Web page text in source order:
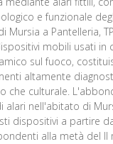
e funzionale
Mursia a Pantelleria,
mobili usati in
sul fuoco,
altamente
che culturale.
alari nell'abitato di
dispositivi a partire
alla metà del II